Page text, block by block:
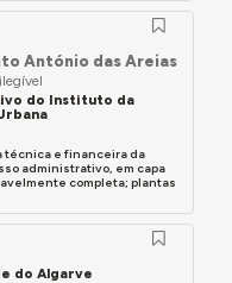
António das Areias
do Instituto da
técnica e financeira da
administrativo, em capa
completa; plantas
do Algarve